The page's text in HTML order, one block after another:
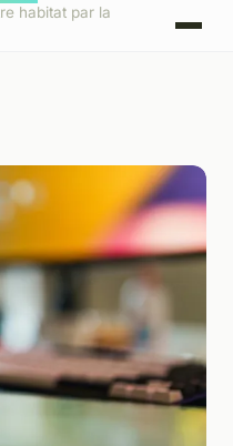
habitat par la